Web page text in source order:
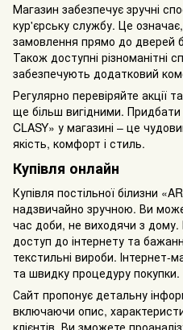
Магазин забезпечує зручні
кур'єрську службу. Це
замовлення прямо до дверей
Також доступні різноманітні
забезпечують додатковий
Регулярно перевіряйте акції
ще більш вигідними. Придбати
CLASY» у магазині – це
якість, комфорт і стиль.
Купівля онлайн
Купівля постільної білизни
надзвичайно зручною. Ви
час доби, не виходячи з
доступ до інтернету та
текстильні вироби. Інтернет-
та швидку процедуру покупки.
Сайт пропонує детальну
включаючи опис,
клієнтів. Ви зможете